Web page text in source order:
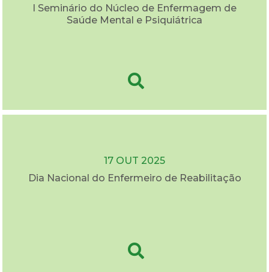
I Seminário do Núcleo de Enfermagem de
Saúde Mental e Psiquiátrica
17 OUT 2025
Dia Nacional do Enfermeiro de Reabilitação